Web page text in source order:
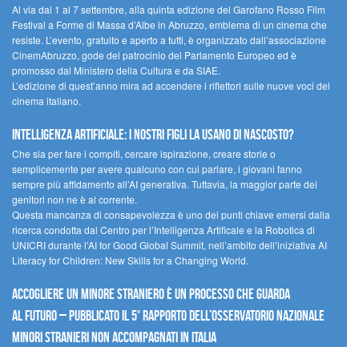
Al via dal 1 al 7 settembre, alla quinta edizione del Garofano Rosso Film
Festival a Forme di Massa d’Albe in Abruzzo, emblema di un cinema che
resiste. L’evento, gratuito e aperto a tutti, è organizzato dall’associazione
CinemAbruzzo, gode del patrocinio del Parlamento Europeo ed è
promosso dal Ministero della Cultura e da SIAE.
L’edizione di quest’anno mira ad accendere i riflettori sulle nuove voci del
cinema italiano.
Intelligenza artificiale: i nostri figli la usano di nascosto?
Che sia per fare i compiti, cercare ispirazione, creare storie o
semplicemente per avere qualcuno con cui parlare, i giovani fanno
sempre più affidamento all’AI generativa. Tuttavia, la maggior parte dei
genitori non ne è al corrente.
Questa mancanza di consapevolezza è uno dei punti chiave emersi dalla
ricerca condotta dal Centro per l’Intelligenza Artificale e la Robotica di
UNICRI durante l’AI for Good Global Summit, nell’ambito dell’iniziativa AI
Literacy for Children: New Skills for a Changing World.
Accogliere un minore straniero è un processo che guarda
al futuro – Pubblicato il 5° rapporto dell’Osservatorio Nazionale
Minori Stranieri Non Accompagnati in Italia